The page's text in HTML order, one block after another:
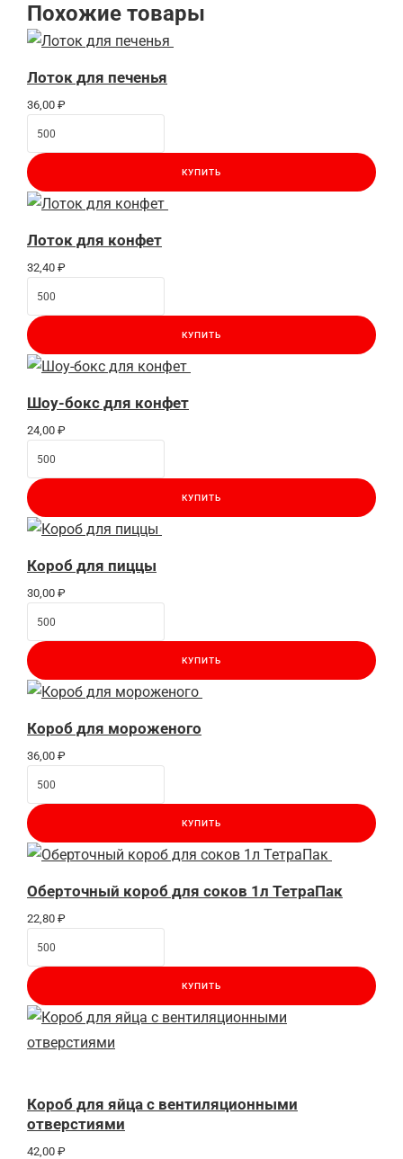
Похожие товары
Лоток для печенья
36,00 ₽
КУПИТЬ
Лоток для конфет
32,40 ₽
КУПИТЬ
Шоу-бокс для конфет
24,00 ₽
КУПИТЬ
Короб для пиццы
30,00 ₽
КУПИТЬ
Короб для мороженого
36,00 ₽
КУПИТЬ
Оберточный короб для соков 1л ТетраПак
22,80 ₽
КУПИТЬ
Короб для яйца с вентиляционными
отверстиями
42,00 ₽